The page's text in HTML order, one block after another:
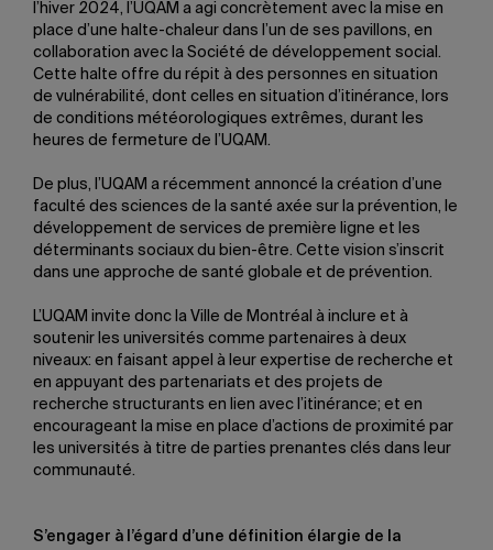
l’hiver 2024, l’UQAM a agi concrètement avec la mise en
place d’une halte-chaleur dans l’un de ses pavillons, en
collaboration avec la Société de développement social.
Cette halte offre du répit à des personnes en situation
de vulnérabilité, dont celles en situation d’itinérance, lors
de conditions météorologiques extrêmes, durant les
heures de fermeture de l’UQAM.
De plus, l’UQAM a récemment annoncé la création d’une
faculté des sciences de la santé axée sur la prévention, le
développement de services de première ligne et les
déterminants sociaux du bien-être. Cette vision s’inscrit
dans une approche de santé globale et de prévention.
L’UQAM invite donc la Ville de Montréal à inclure et à
soutenir les universités comme partenaires à deux
niveaux: en faisant appel à leur expertise de recherche et
en appuyant des partenariats et des projets de
recherche structurants en lien avec l’itinérance; et en
encourageant la mise en place d’actions de proximité par
les universités à titre de parties prenantes clés dans leur
communauté.
S’engager à l’égard d’une définition élargie de la